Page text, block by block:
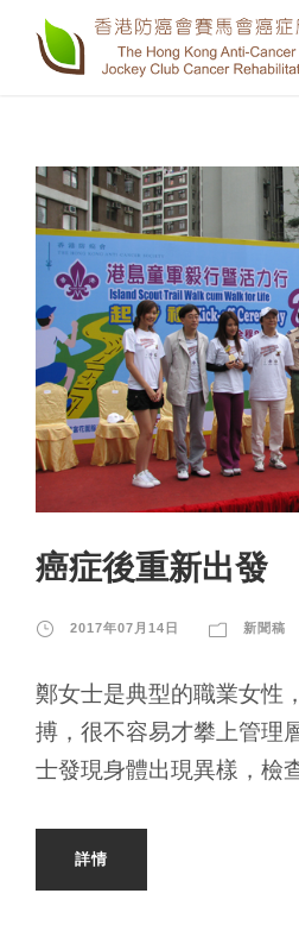
癌症後重新出發
2017年07月14日 新聞稿
鄭女士是典型的職業女性
搏，很不容易才攀上管理
士發現身體出現異樣，檢
詳情